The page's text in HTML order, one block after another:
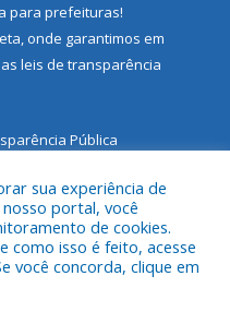
para prefeituras!
onde garantimos em
leis de transparência
Pública
Municipal de Santarém
sua experiência de
portal, você
de cookies.
como isso é feito, acesse
você concorda, clique em